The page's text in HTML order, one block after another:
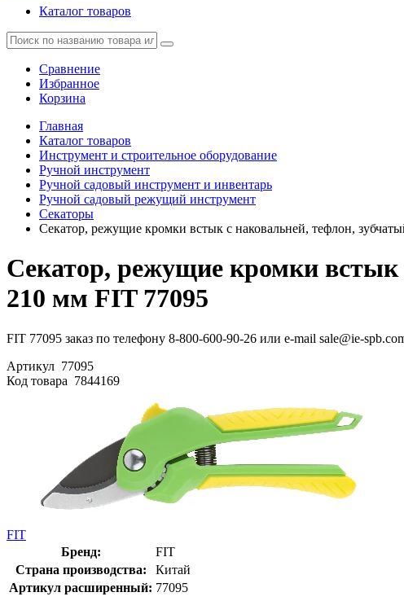
Каталог товаров
Сравнение
Избранное
Корзина
Главная
Каталог товаров
Инструмент и строительное оборудование
Ручной инструмент
Ручной садовый инструмент и инвентарь
Ручной садовый режущий инструмент
Секаторы
Секатор, режущие кромки встык с наковальней, тефлон,
Секатор, режущие кромки встык
210 мм FIT 77095
FIT 77095 заказ по телефону 8-800-600-90-26 или e-mail sale@ie-
Артикул 77095
Код товара 7844169
FIT
Бренд:
FIT
Страна производства:
Китай
Артикул расширенный: 77095